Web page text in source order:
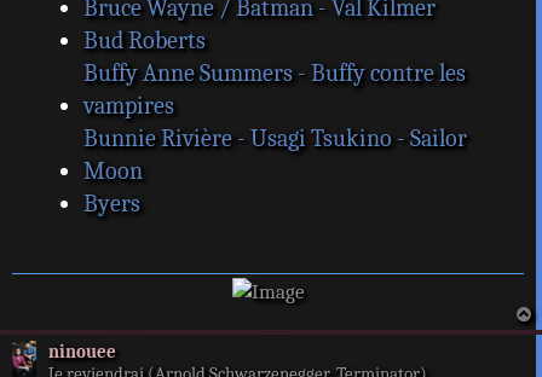
Bruce Wayne / Batman - Val Kilmer
Bud Roberts
Buffy Anne Summers - Buffy contre les
vampires
Bunnie Rivière - Usagi Tsukino - Sailor
Moon
Byers
a
ninouee